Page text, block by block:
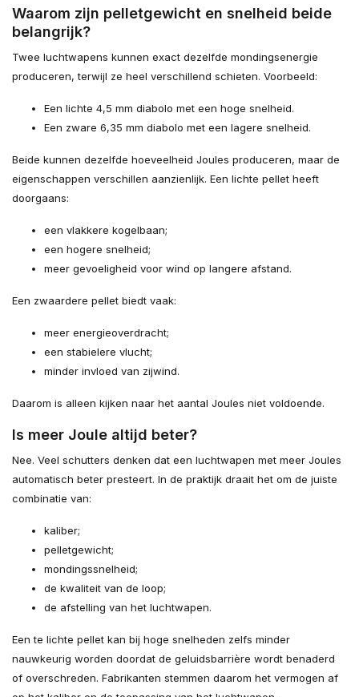
Waarom zijn pelletgewicht en snelheid beide
belangrijk?
Twee luchtwapens kunnen exact dezelfde mondingsenergie
produceren, terwijl ze heel verschillend schieten. Voorbeeld:
Een lichte 4,5 mm diabolo met een hoge snelheid.
Een zware 6,35 mm diabolo met een lagere snelheid.
Beide kunnen dezelfde hoeveelheid Joules produceren, maar de
eigenschappen verschillen aanzienlijk. Een lichte pellet heeft
doorgaans:
een vlakkere kogelbaan;
een hogere snelheid;
meer gevoeligheid voor wind op langere afstand.
Een zwaardere pellet biedt vaak:
meer energieoverdracht;
een stabielere vlucht;
minder invloed van zijwind.
Daarom is alleen kijken naar het aantal Joules niet voldoende.
Is meer Joule altijd beter?
Nee. Veel schutters denken dat een luchtwapen met meer Joules
automatisch beter presteert. In de praktijk draait het om de juiste
combinatie van:
kaliber;
pelletgewicht;
mondingssnelheid;
de kwaliteit van de loop;
de afstelling van het luchtwapen.
Een te lichte pellet kan bij hoge snelheden zelfs minder
nauwkeurig worden doordat de geluidsbarrière wordt benaderd
of overschreden. Fabrikanten stemmen daarom het vermogen af